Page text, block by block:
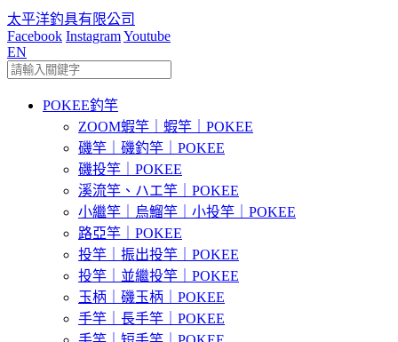
太平洋釣具有限公司
Facebook InstagramYoutube
EN
POKEE釣竿
ZOOM蝦竿｜蝦竿｜POKEE
磯竿｜磯釣竿｜POKEE
磯投竿｜POKEE
溪流竿、ハエ竿｜POKEE
小繼竿｜烏鰡竿｜小投竿｜POKEE
路亞竿｜POKEE
投竿｜振出投竿｜POKEE
投竿｜並繼投竿｜POKEE
玉柄｜磯玉柄｜POKEE
手竿｜長手竿｜POKEE